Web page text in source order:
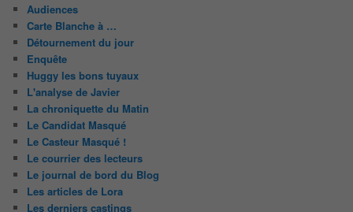
Audiences
Carte Blanche à …
Détournement du jour
Enquête
Huggy les bons tuyaux
L'analyse de Javier
La chroniquette du Matin
Le Candidat Masqué
Le Casteur Masqué !
Le courrier des lecteurs
Le journal de bord du Blog
Les articles de Lora
Les derniers castings